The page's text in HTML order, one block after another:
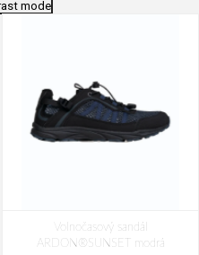
mode
Volnočasový sandál
ARDON®SUNSET modrá